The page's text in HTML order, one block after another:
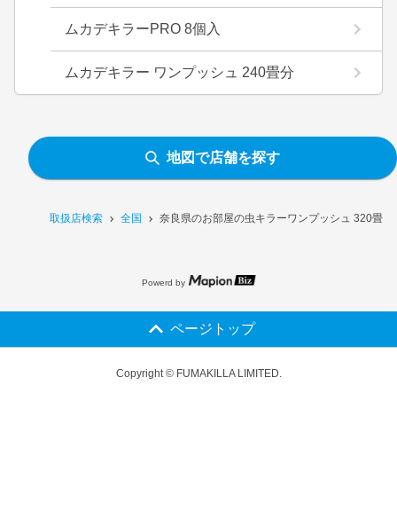
取扱店検索 全国 奈良県のお部屋の虫キラーワンプッシュ 320畳分
ムカデキラーPRO 8個入
ムカデキラー ワンプッシュ 240畳分
地図で店舗を探す
Powerd by
ページトップ
Copyright © FUMAKILLA LIMITED.